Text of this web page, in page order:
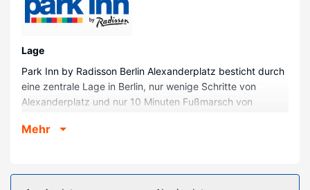
Lage
Park Inn by Radisson Berlin Alexanderplatz besticht durch
eine zentrale Lage in Berlin, nur wenige Schritte von
Alexanderplatz und nur 10 Minuten Fußmarsch von
Stil ist 1,1 km von DDR-Museum und 1,1 km von
Mehr